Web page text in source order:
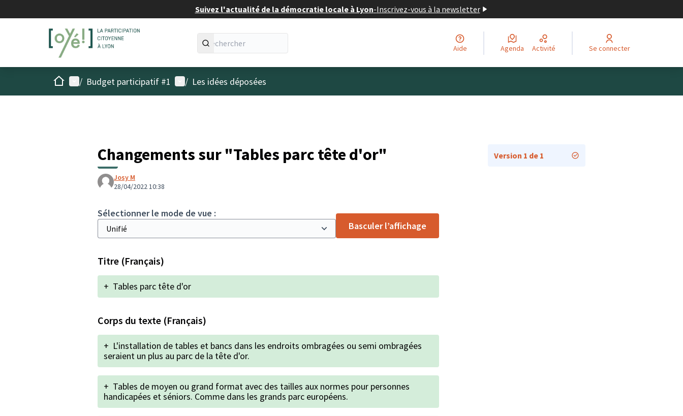
Suivez l'actualité de la démocratie locale à Lyon-Inscrivez-vous à la newsletter
Aide Agenda Activité Se connecter
AccueilMenu principal
/ Budget participatif #1 Menu utilisateur
/ Les idées déposées
Changements sur "Tables parc tête d'or"
Josy M
28/04/2022 10:38
Sélectionner le mode de vue :
Basculer l’affichage
Titre (Français)
+ Tables parc tête d'or
Corps du texte (Français)
+ L'installation de tables et bancs dans les endroits ombragées ou semi ombragées
seraient un plus au parc de la tête d'or.
+ Tables de moyen ou grand format avec des tailles aux normes pour personnes
handicapées et séniors. Comme dans les grands parc européens.
Version 1 de 1